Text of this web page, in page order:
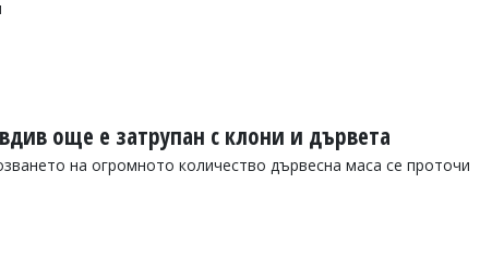
още е затрупан с клони и дървета
на огромното количество дървесна маса се проточи